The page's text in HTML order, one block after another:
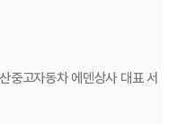
중고자동차 에덴상사 대표 서